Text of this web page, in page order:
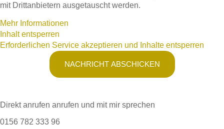
mit Drittanbietern ausgetauscht werden.
Mehr Informationen
Inhalt entsperren
Erforderlichen Service akzeptieren und Inhalte entsperren
NACHRICHT ABSCHICKEN
Direkt anrufen anrufen und mit mir sprechen
0156 782 333 96